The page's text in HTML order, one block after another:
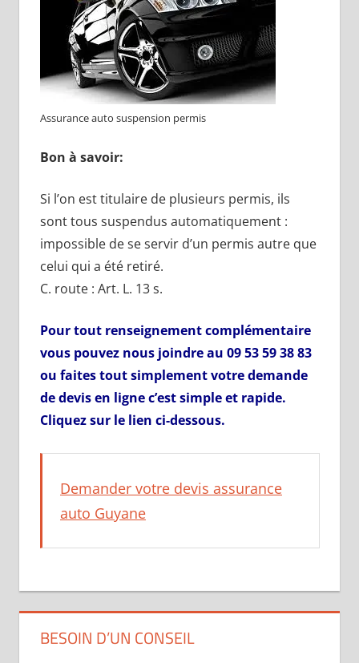
Assurance auto suspension permis
Bon à savoir:
Si l’on est titulaire de plusieurs permis, ils
sont tous suspendus automatiquement :
impossible de se servir d’un permis autre que
celui qui a été retiré.
C. route : Art. L. 13 s.
Pour tout renseignement complémentaire
vous pouvez nous joindre au 09 53 59 38 83
ou faites tout simplement votre demande
de devis en ligne c’est simple et rapide.
Cliquez sur le lien ci-dessous.
Demander votre devis assurance
auto Guyane
BESOIN D’UN CONSEIL